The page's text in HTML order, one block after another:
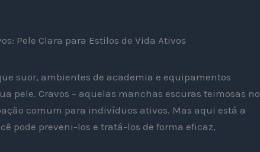
Pele Clara para Estilos de Vida Ativos
suor, ambientes de academia e equipamentos
pele. Cravos – aquelas manchas escuras teimosas no
comum para indivíduos ativos. Mas aqui está a
pode preveni-los e tratá-los de forma eficaz,